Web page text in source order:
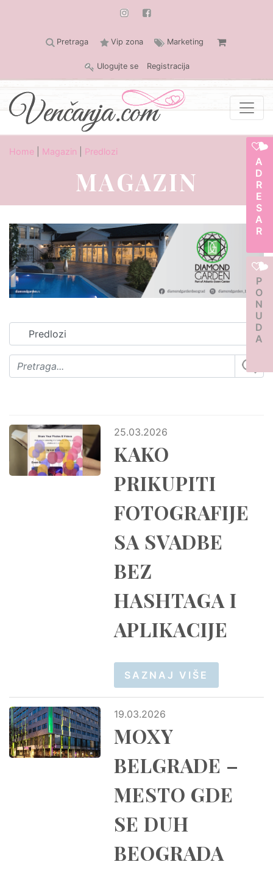
Pretraga Vip zona Marketing
Ulogujte se Registracija
ADRESAR
PONUDA
Home Magazin Predlozi
MAGAZIN
25.03.2026
KAKO
PRIKUPITI
FOTOGRAFIJE
SA SVADBE
BEZ
HASHTAGA I
APLIKACIJE
SAZNAJ VIŠE
19.03.2026
MOXY
BELGRADE –
MESTO GDE
SE DUH
BEOGRADA